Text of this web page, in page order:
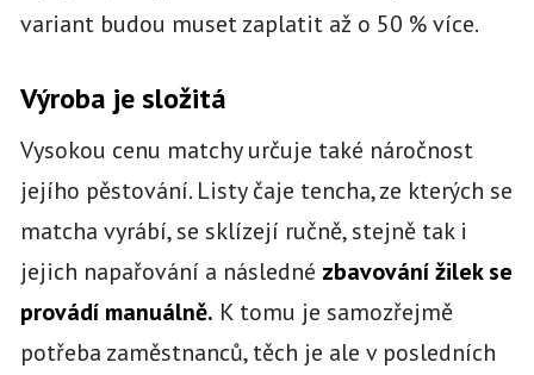
variant budou muset zaplatit až o 50 % více.
Výroba je složitá
Vysokou cenu matchy určuje také náročnost
jejího pěstování. Listy čaje tencha, ze kterých se
matcha vyrábí, se sklízejí ručně, stejně tak i
jejich napařování a následné zbavování žilek se
provádí manuálně. K tomu je samozřejmě
potřeba zaměstnanců, těch je ale v posledních